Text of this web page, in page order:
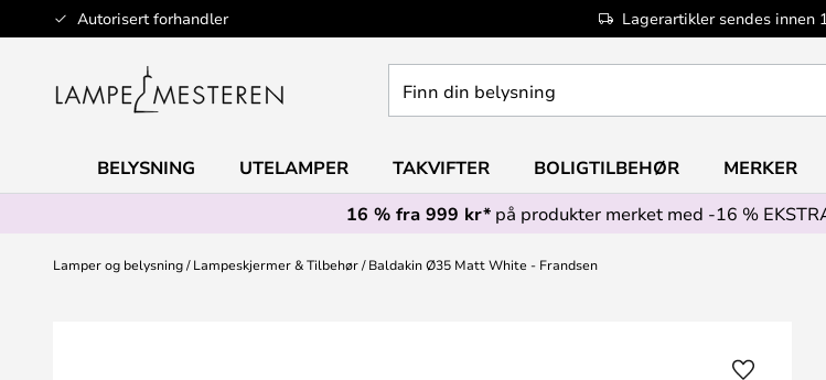
Autorisert forhandler Lagerartikler sendes innen
Hopp
til
din
BELYSNING UTELAMPER TAKVIFTER BOLIGTILBEHØR MERKER
16 % fra 999 kr*på produkter merket med -16 %
Lamper og belysning Lampeskjermer & Tilbehør Baldakin Ø35 Matt White - Frandsen